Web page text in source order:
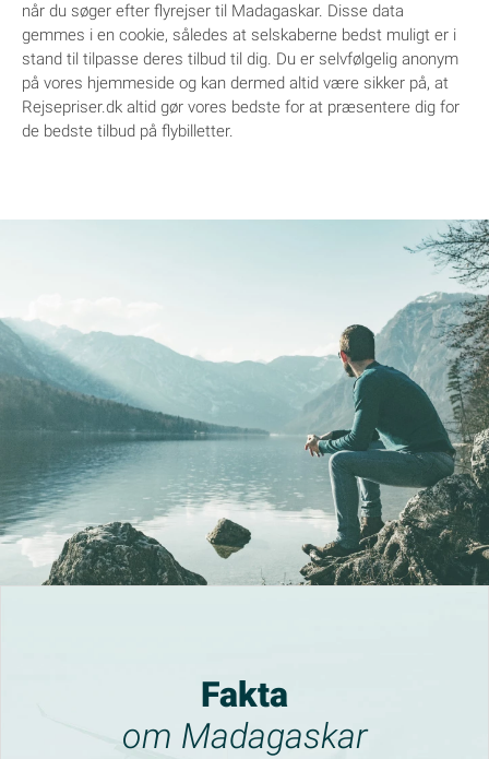
når du søger efter flyrejser til Madagaskar. Disse data
gemmes i en cookie, således at selskaberne bedst muligt er i
stand til tilpasse deres tilbud til dig. Du er selvfølgelig anonym
på vores hjemmeside og kan dermed altid være sikker på, at
Rejsepriser.dk altid gør vores bedste for at præsentere dig for
de bedste tilbud på flybilletter.
Fakta
om Madagaskar